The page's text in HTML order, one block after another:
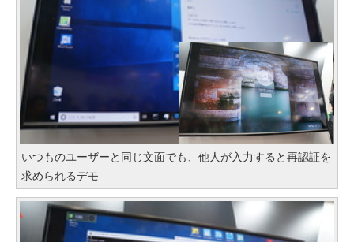
いつものユーザーと同じ文面でも、他人が入力すると再認証を
求められるデモ